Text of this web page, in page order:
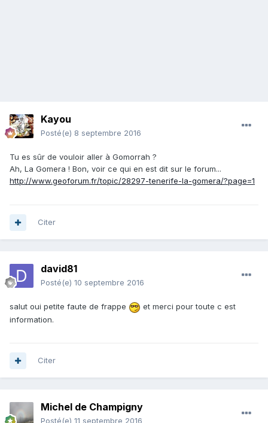
Kayou
Posté(e) 8 septembre 2016
Tu es sûr de vouloir aller à Gomorrah ?
Ah, La Gomera ! Bon, voir ce qui en est dit sur le forum...
http://www.geoforum.fr/topic/28297-tenerife-la-gomera/?page=1
Citer
david81
Posté(e) 10 septembre 2016
salut oui petite faute de frappe
et merci pour toute c est
information.
Citer
Michel de Champigny
Posté(e) 11 septembre 2016